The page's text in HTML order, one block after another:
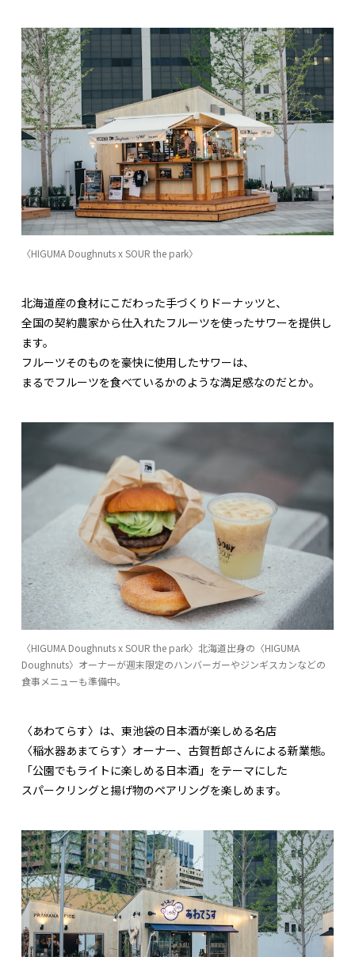
〈HIGUMA Doughnuts x SOUR the park〉
北海道産の食材にこだわった手づくりドーナッツと、
全国の契約農家から仕入れたフルーツを使ったサワーを提供し
ます。
フルーツそのものを豪快に使用したサワーは、
まるでフルーツを食べているかのような満足感なのだとか。
〈HIGUMA Doughnuts x SOUR the park〉北海道出身の〈HIGUMA
Doughnuts〉オーナーが週末限定のハンバーガーやジンギスカンなどの
食事メニューも準備中。
〈あわてらす〉は、東池袋の日本酒が楽しめる名店
〈稲水器あまてらす〉オーナー、古賀哲郎さんによる新業態。
「公園でもライトに楽しめる日本酒」をテーマにした
スパークリングと揚げ物のペアリングを楽しめます。